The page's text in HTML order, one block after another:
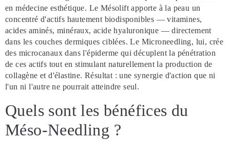
en médecine esthétique. Le Mésolift apporte à la peau un
concentré d'actifs hautement biodisponibles — vitamines,
acides aminés, minéraux, acide hyaluronique — directement
dans les couches dermiques ciblées. Le Microneedling, lui, crée
des microcanaux dans l'épiderme qui décuplent la pénétration
de ces actifs tout en stimulant naturellement la production de
collagène et d'élastine. Résultat : une synergie d'action que ni
l'un ni l'autre ne pourrait atteindre seul.
Quels sont les bénéfices du
Méso-Needling ?